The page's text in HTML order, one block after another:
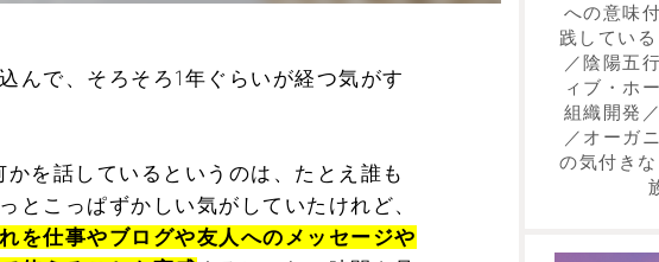
んで、そろそろ1年ぐらいが経つ気がす
を話しているというのは、たとえ誰も
とこっぱずかしい気がしていたけれど、
を仕事やブログや友人へのメッセージや
への意味
践してい
／陰陽五
ィブ・ホ
組織開発
／オーガ
の気付き